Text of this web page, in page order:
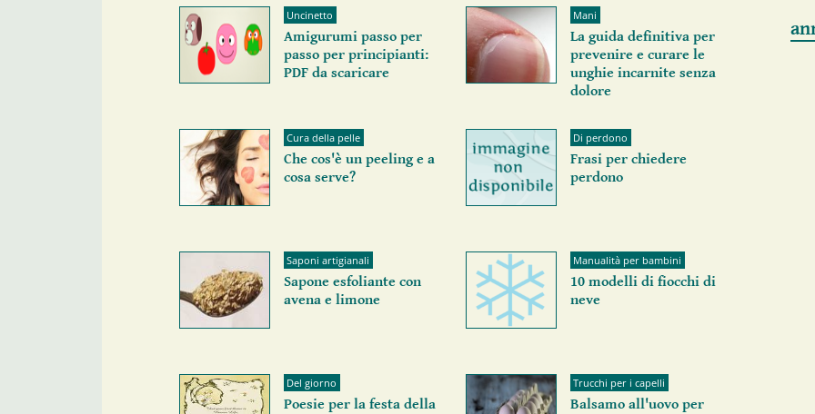
Uncinetto
Amigurumi passo per
passo per principianti:
PDF da scaricare
Mani
La guida definitiva per
prevenire e curare le
unghie incarnite senza
dolore
Cura della pelle
Che cos'è un peeling e a
cosa serve?
Di perdono
Frasi per chiedere
perdono
Saponi artigianali
Sapone esfoliante con
avena e limone
Manualità per bambini
10 modelli di fiocchi di
neve
Del giorno
Poesie per la festa della
Trucchi per i capelli
Balsamo all'uovo per